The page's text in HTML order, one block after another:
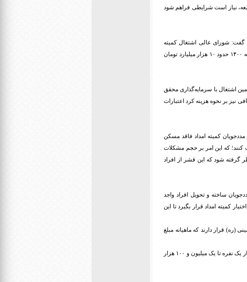
به تورم موجود در جامعه، نیاز است شرایطی فراهم شود
شورای عالی اشتغال کمیته
امداد را مکلف کرده که در سال ۱۴۰۱ تعداد ۵۰۰ هزار شغل برای دهک‌های یک تا ۵ ایجاد کند، در بودجه ۱۴۰۰ حدود ۱۰ هزار میلیارد تومان
اشتغال با سرمایه‌گذاری محقق
نیز بر نحوه هزینه کرد اعتبارات
کمیته امداد فاقد مسکن
کنند؛ که این امر بر حجم مشکلات
گرفته شود که این قشر از افراد
جهش مسکن سالانه ۹۰ هزار مسکن ویژه مددجویان ساخته و تحویل افراد واجد
کمیته امداد قرار بگیرد تا این
امام خمینی (ره) قرار دارند که ماهیانه مبلغ
بر همین اساس، مستمری ماهیانه به نیازمندان تحت پوشش کمیته امداد از ۳۵۰ هزار تومان برای خانوار یک نفره تا یک میلیون و ۱۰۰ هزار